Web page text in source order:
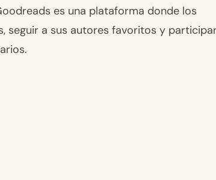
es una plataforma donde los
seguir a sus autores favoritos y